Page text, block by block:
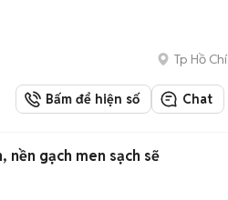
Tp Hồ
Bấm để hiện số Chat
nền gạch men sạch sẽ